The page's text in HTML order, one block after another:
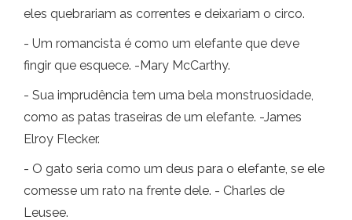
eles quebrariam as correntes e deixariam o circo.
- Um romancista é como um elefante que deve
fingir que esquece. -Mary McCarthy.
- Sua imprudência tem uma bela monstruosidade,
como as patas traseiras de um elefante. -James
Elroy Flecker.
- O gato seria como um deus para o elefante, se ele
comesse um rato na frente dele. - Charles de
Leusee.